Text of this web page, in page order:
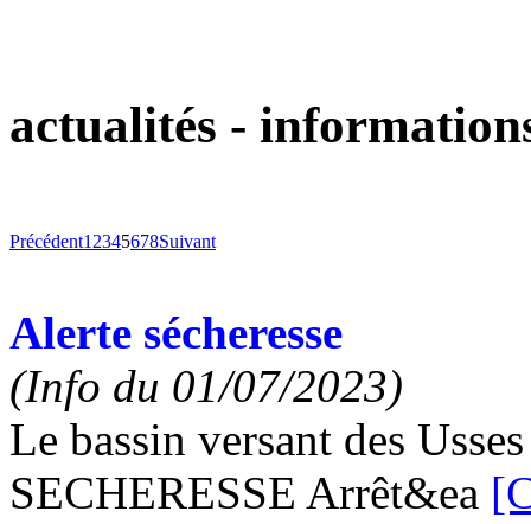
actualités -
Précédent1 2345678Suivant
Alerte sécheresse
(Info du 01/07/2023)
Le bassin versant des
SECHERESSE Arrêt&ea